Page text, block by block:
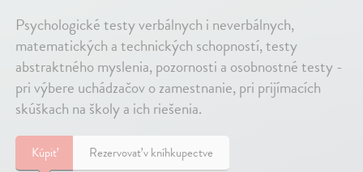
Psychologické testy verbálnych i neverbálnych,
matematických a technických schopností, testy
abstraktného myslenia, pozornosti a osobnostné testy -
pri výbere uchádzačov o zamestnanie, pri prijímacích
skúškach na školy a ich riešenia.
Kúpiť Rezervovať v kníhkupectve